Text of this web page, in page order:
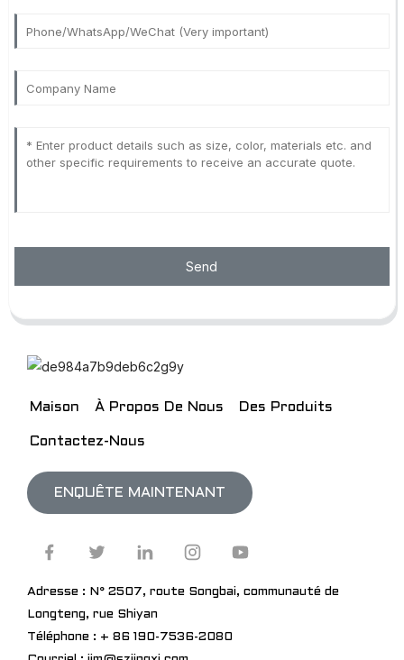
Send
Maison À Propos De Nous Des Produits
Contactez-Nous
ENQUÊTE MAINTENANT
Adresse : N° 2507, route Songbai, communauté de
Longteng, rue Shiyan
Téléphone : + 86 190-7536-2080